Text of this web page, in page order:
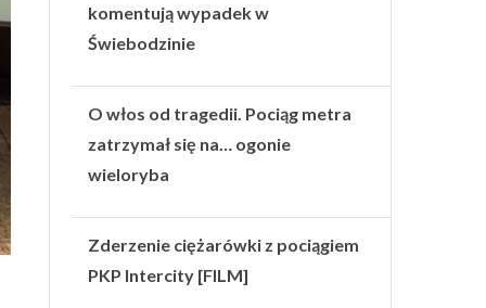
komentują wypadek w
Świebodzinie
O włos od tragedii. Pociąg metra
zatrzymał się na… ogonie
wieloryba
Zderzenie ciężarówki z pociągiem
PKP Intercity [FILM]